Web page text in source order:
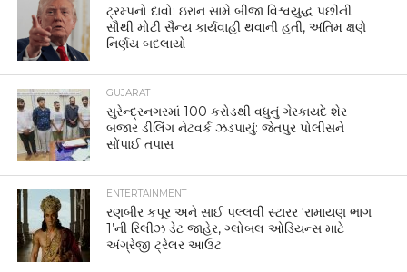
ટ્રમ્પનો દાવો: ઇરાન સામે બીજા વિશ્વયુદ્ધ પછીની
સૌથી મોટી સૈન્ય કાર્યવાહી થવાની હતી, અંતિમ ક્ષણે
નિર્ણય બદલાયો
GUJARAT
સુરેન્દ્રનગરમાં 100 કરોડથી વધુનું ગેરકાયદે શેર
બજાર ડીલિંગ નેટવર્ક ઝડપાયું: જેતપુર પોલીસને
સોંપાઈ તપાસ
ENTERTAINMENT
રણબીર કપૂર અને સાઈ પલ્લવી સ્ટારર ‘રામાયણ ભાગ
1’ની રિલીઝ ડેટ જાહેર, ગ્લોબલ ઓડિયન્સ માટે
અંગ્રેજી ટ્રેલર આઉટ